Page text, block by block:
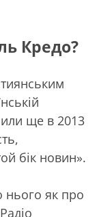
Кредо?
ще в 2013
бік новин».
нього як про